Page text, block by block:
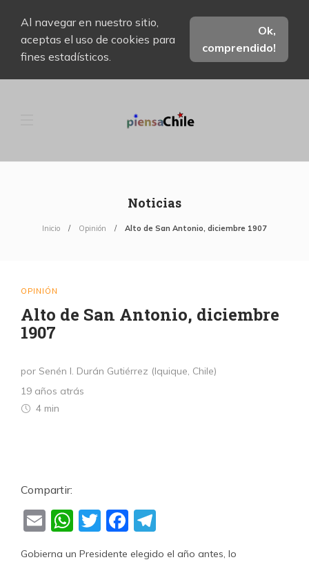
Al navegar en nuestro sitio,
aceptas el uso de cookies para
fines estadísticos.
Ok,
comprendido!
Noticias
Inicio Opinión Alto de San Antonio, diciembre 1907
OPINIÓN
Alto de San Antonio, diciembre
1907
por Senén I. Durán Gutiérrez (Iquique, Chile)
19 años atrás
4 min
Compartir:
EmailWhatsApp
TwitterFacebook
Gobierna un Presidente elegido el año antes, lo